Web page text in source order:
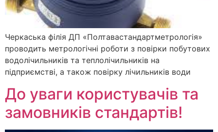
Черкаська філія ДП «Полтавастандартметрологія»
проводить метрологічні роботи з повірки побутових
водолічильників та теплолічильників на
підприємстві, а також повірку лічильників води
До уваги користувачів та
замовників стандартів!